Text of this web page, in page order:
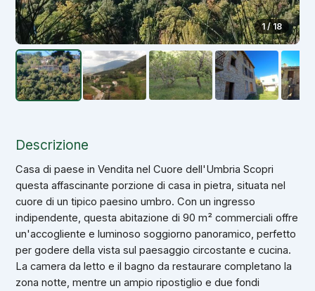
1 / 18
Descrizione
Casa di paese in Vendita nel Cuore dell'Umbria Scopri
questa affascinante porzione di casa in pietra, situata nel
cuore di un tipico paesino umbro. Con un ingresso
indipendente, questa abitazione di 90 m² commerciali offre
un'accogliente e luminoso soggiorno panoramico, perfetto
per godere della vista sul paesaggio circostante e cucina.
La camera da letto e il bagno da restaurare completano la
zona notte, mentre un ampio ripostiglio e due fondi